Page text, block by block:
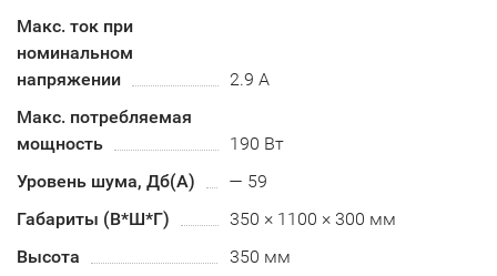
Макс. ток при
номинальном
напряжении
2.9 А
Макс. потребляемая
мощность
190 Вт
Уровень шума, Дб(А)
— 59
Габариты (В*Ш*Г)
350 × 1100 × 300 мм
Высота
350 мм